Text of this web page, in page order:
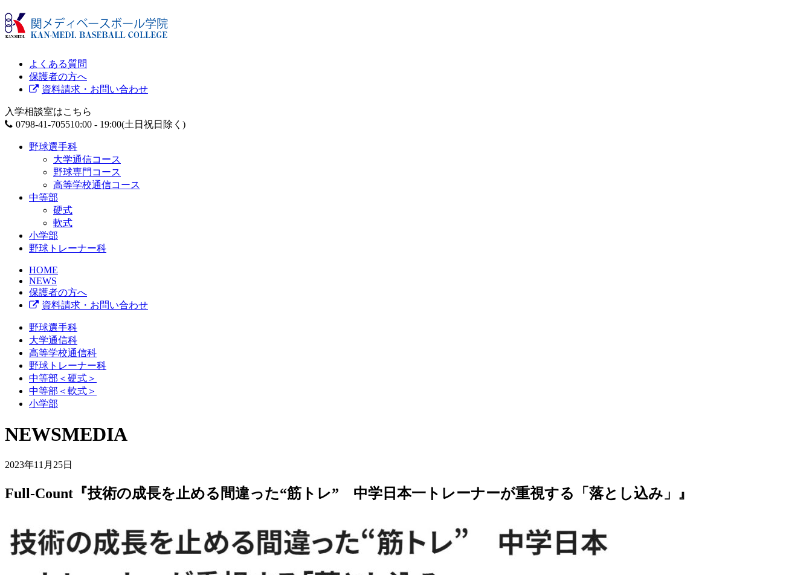
よくある質問
保護者の方へ
資料請求・お問い合わせ
入学相談室はこちら
0798-41-705510:00 - 19:00(土日祝日除く)
野球選手科
大学通信コース
野球専門コース
高等学校通信コース
中等部
硬式
軟式
小学部
野球トレーナー科
HOME
NEWS
保護者の方へ
資料請求・お問い合わせ
野球選手科
大学通信科
高等学校通信科
野球トレーナー科
中等部＜硬式＞
中等部＜軟式＞
小学部
NEWSMEDIA
2023年11月25日
Full-Count『技術の成長を止める間違った“筋トレ” 中学日本一トレーナーが重視する「落とし込み」』